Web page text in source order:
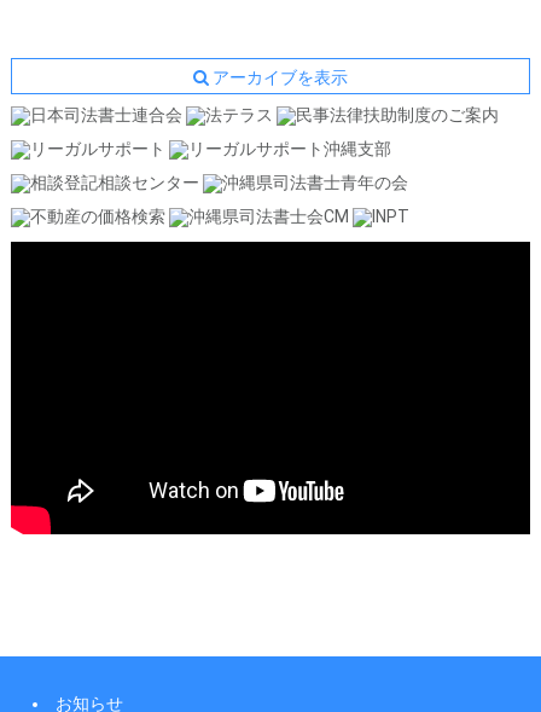
アーカイブを表示
お知らせ